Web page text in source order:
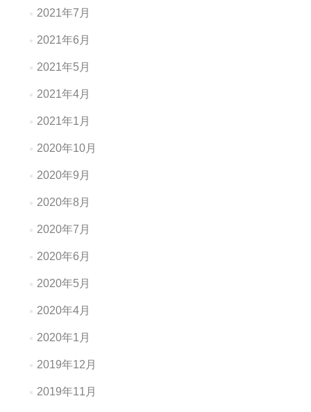
2021年7月
2021年6月
2021年5月
2021年4月
2021年1月
2020年10月
2020年9月
2020年8月
2020年7月
2020年6月
2020年5月
2020年4月
2020年1月
2019年12月
2019年11月